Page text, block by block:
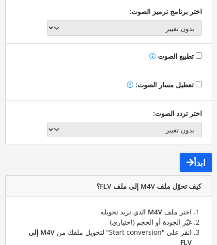
اختر برنامج ترميز الصوت:
تطبيع الصوت
تعطيل مسار الصوت:
اختر تردد الصوت:
ابدأ
كيف تحوّل ملف M4V إلى ملف FLV؟
اختر ملف M4Vالذي تريد تحويله
غيّر الجودة أو الحجم (اختياري)
انقر على "Start conversion" لتحويل ملفك من
M4V إلى
FLV